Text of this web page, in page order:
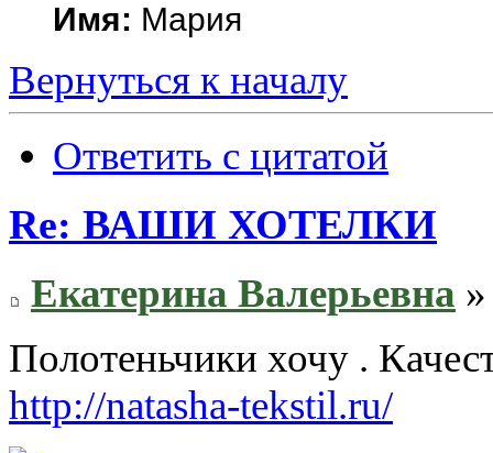
Имя: Мария
Вернуться к началу
Ответить с цитатой
Re: ВАШИ ХОТЕЛКИ
Екатерина Валерьевна
Полотеньчики хочу .
http://natasha-tekstil.ru/